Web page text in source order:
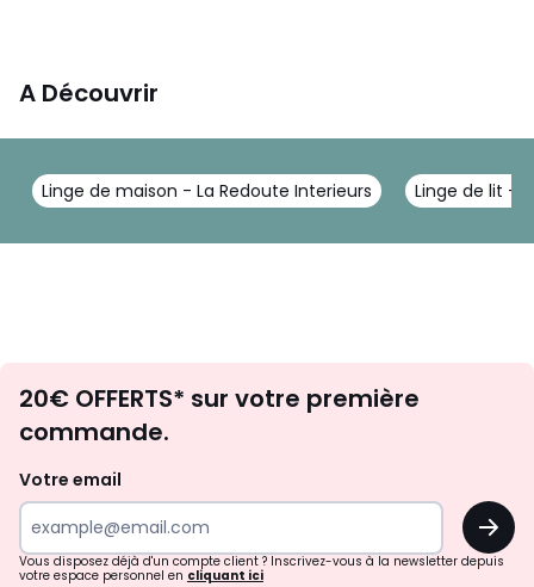
A Découvrir
Linge de maison - La Redoute Interieurs Linge de lit -
d'inspirations
surprises?
20€ OFFERTS* sur votre première
commande.
Votre email
OK
Vous disposez déjà d'un compte client ? Inscrivez-vous à la newsletter depuis
votre espace personnel en cliquant ici